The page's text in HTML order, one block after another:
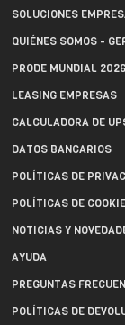
SOLUCIONES
QUIÉNES SOMOS -
PRODE MUNDIAL
LEASING EMPRESAS
CALCULADORA DE
DATOS BANCARIOS
POLÍTICAS DE
POLÍTICAS DE
NOTICIAS Y
AYUDA
PREGUNTAS
POLÍTICAS DE